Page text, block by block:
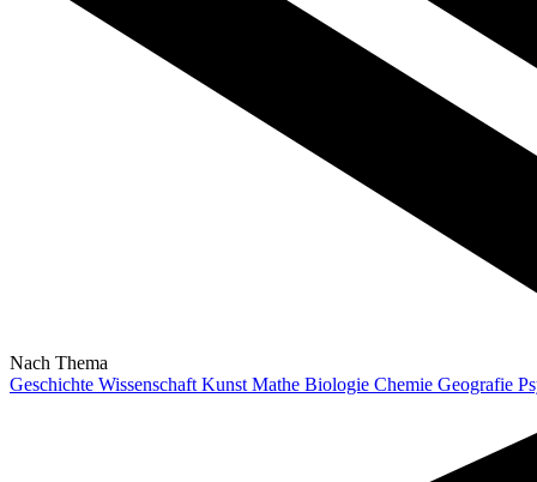
Nach Thema
Geschichte Wissenschaft Kunst Mathe Biologie Chemie Geografie